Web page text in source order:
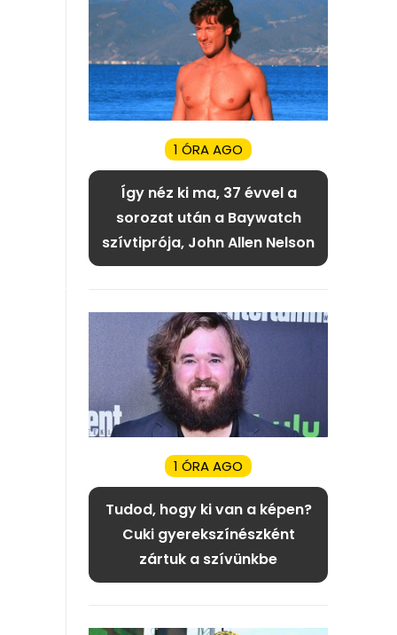
1 ÓRA AGO
Így néz ki ma, 37 évvel a
sorozat után a Baywatch
szívtiprója, John Allen Nelson
1 ÓRA AGO
Tudod, hogy ki van a képen?
Cuki gyerekszínészként
zártuk a szívünkbe